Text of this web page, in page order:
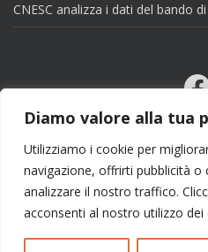
Diamo valore alla tua
Utilizziamo i cookie per
navigazione, offrirti pubblicità o
analizzare il nostro traffico.
acconsenti al nostro utilizzo dei
CNESC analizza i dati del bando
X